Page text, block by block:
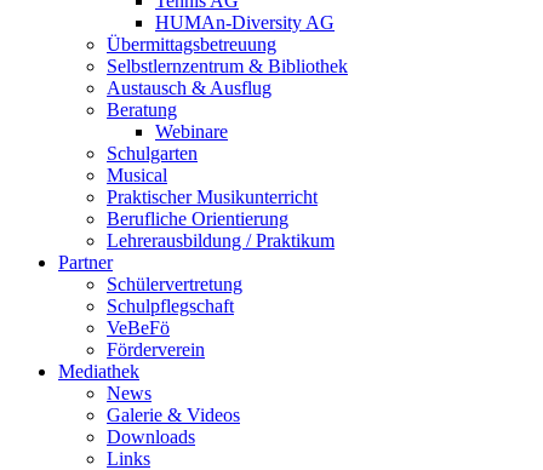
HUMAn-Diversity AG
Übermittagsbetreuung
Selbstlernzentrum & Bibliothek
Austausch & Ausflug
Beratung
Webinare
Schulgarten
Musical
Praktischer Musikunterricht
Berufliche Orientierung
Lehrerausbildung / Praktikum
Partner
Schülervertretung
Schulpflegschaft
VeBeFö
Förderverein
Mediathek
News
Galerie & Videos
Downloads
Links